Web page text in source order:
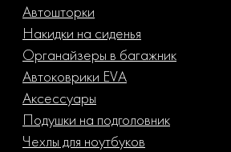
Автошторки
Накидки на сиденья
Органайзеры в багажник
Автоковрики EVA
Аксессуары
Подушки на подголовник
Чехлы для ноутбуков